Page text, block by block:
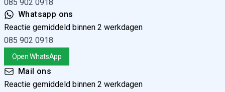
085 902 0918
Whatsapp ons
Reactie gemiddeld binnen 2 werkdagen
085 902 0918
Open WhatsApp
Mail ons
Reactie gemiddeld binnen 2 werkdagen